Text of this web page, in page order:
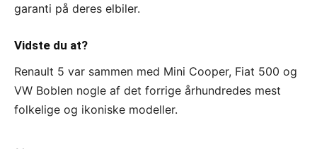
garanti på deres elbiler.
Vidste du at?
Renault 5 var sammen med Mini Cooper, Fiat 500 og
VW Boblen nogle af det forrige århundredes mest
folkelige og ikoniske modeller.